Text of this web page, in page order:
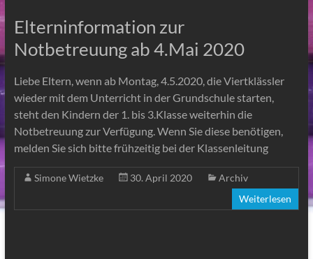
Elterninformation zur
Notbetreuung ab 4.Mai 2020
Liebe Eltern, wenn ab Montag, 4.5.2020, die Viertklässler
wieder mit dem Unterricht in der Grundschule starten,
steht den Kindern der 1. bis 3.Klasse weiterhin die
Notbetreuung zur Verfügung. Wenn Sie diese benötigen,
melden Sie sich bitte frühzeitig bei der Klassenleitung
Simone Wietzke 30. April 2020
Archiv
Weiterlesen